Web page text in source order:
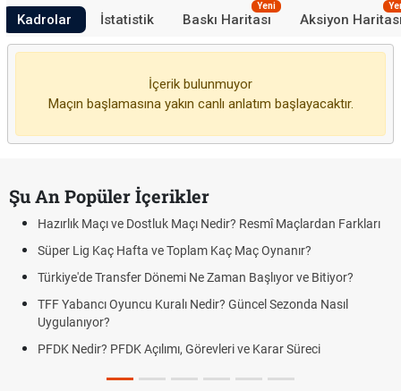
Kadrolar İstatistik Baskı Haritası
Yeni
Aksiyon
İçerik bulunmuyor
Maçın başlamasına yakın canlı anlatım başlayacaktır.
Şu An Popüler İçerikler
Hazırlık Maçı ve Dostluk Maçı Nedir? Resmî Maçlardan Farkları
Süper Lig Kaç Hafta ve Toplam Kaç Maç Oynanır?
Türkiye'de Transfer Dönemi Ne Zaman Başlıyor ve Bitiyor?
TFF Yabancı Oyuncu Kuralı Nedir? Güncel Sezonda Nasıl
Uygulanıyor?
PFDK Nedir? PFDK Açılımı, Görevleri ve Karar Süreci